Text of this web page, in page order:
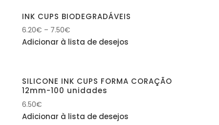
INK CUPS BIODEGRADÁVEIS
6.20€ – 7.50€
Adicionar à lista de desejos
SILICONE INK CUPS FORMA CORAÇÃO
12mm-100 unidades
6.50€
Adicionar à lista de desejos